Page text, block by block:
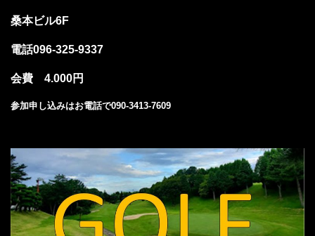
桑本ビル6F
電話096-325-9337
会費 4.000円
参加申し込みはお電話で090-3413-7609